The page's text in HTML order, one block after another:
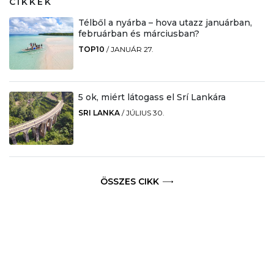
Télből a nyárba – hova utazz januárban,
februárban és márciusban?
TOP10 /JANUÁR 27.
5 ok, miért látogass el Srí Lankára
SRI LANKA /JÚLIUS 30.
ÖSSZES CIKK